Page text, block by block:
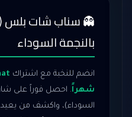
150.00
👻 سناب شات بلس
بالنجمة السوداء
انضم للنخبة مع اشتراك
شهراً. احصل فوراً على
السوداء)، واكشف من